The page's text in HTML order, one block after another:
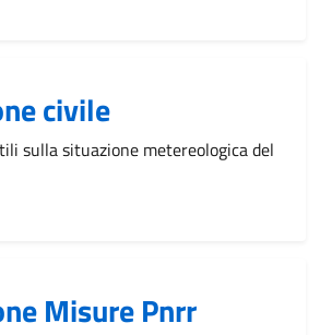
civile
sulla situazione metereologica del
Misure Pnrr